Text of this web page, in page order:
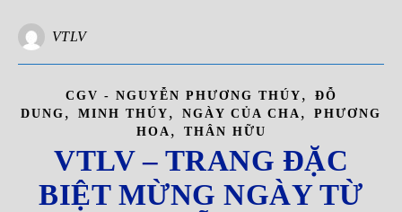
VTLV
CGV - NGUYỄN PHƯƠNG THÚY ,
ĐỖ
DUNG , MINH THÚY , NGÀY CỦA CHA ,
PHƯƠNG
HOA , THÂN HỮU
VTLV – TRANG ĐẶC
BIỆT MỪNG NGÀY TỪ